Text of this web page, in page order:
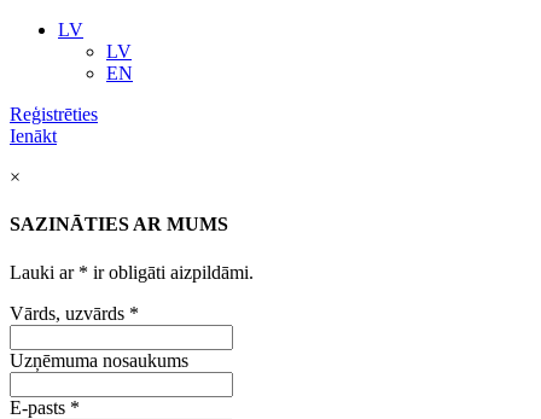
LV
LV
EN
Reģistrēties
Ienākt
×
SAZINĀTIES AR MUMS
Lauki ar * ir obligāti aizpildāmi.
Vārds, uzvārds *
Uzņēmuma nosaukums
E-pasts *